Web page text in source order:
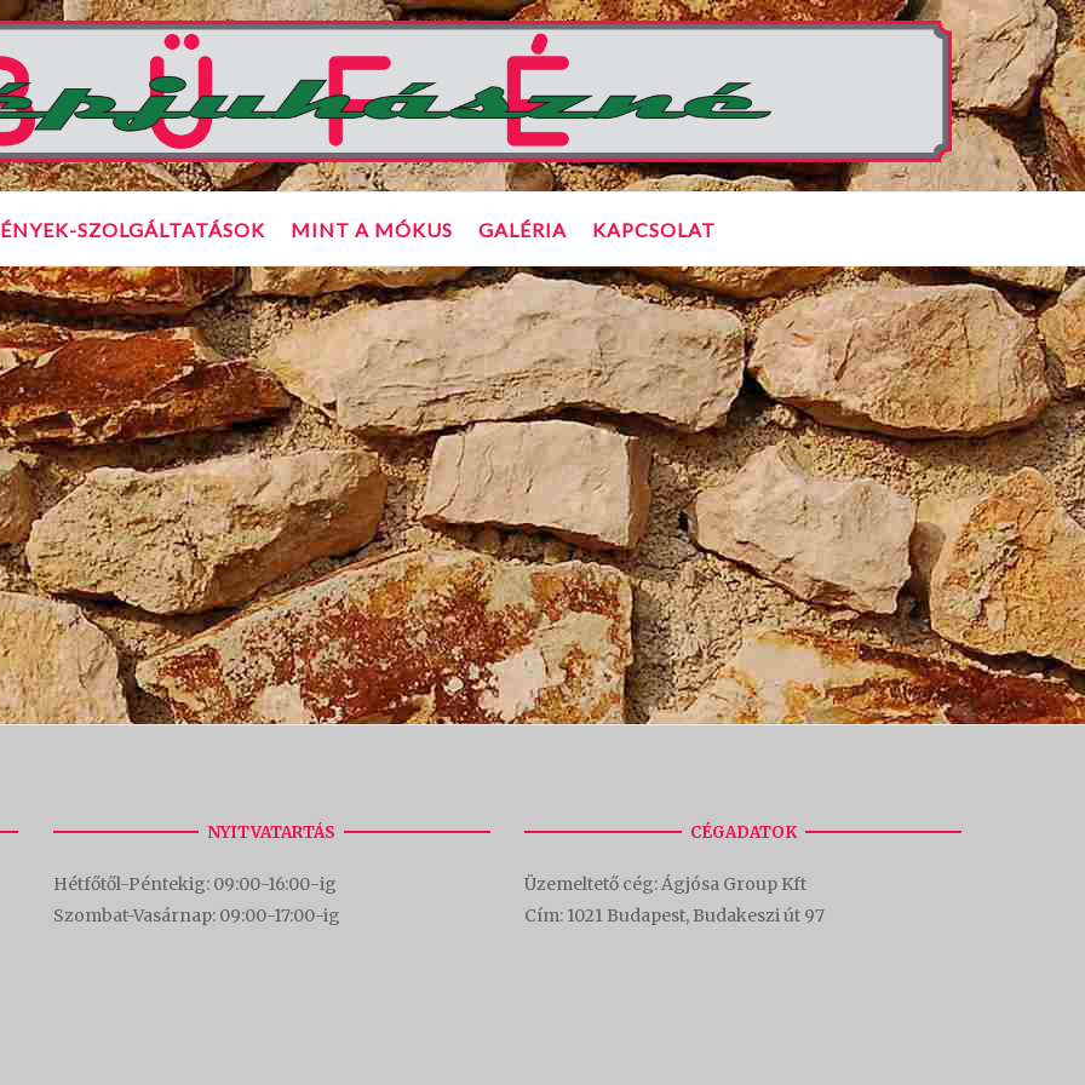
SZOLGÁLTATÁSOK MINT A MÓKUS GALÉRIA KAPCSOLAT
NYITVATARTÁS
Hétfőtől-Péntekig: 09:00-16:00-ig
Szombat-Vasárnap: 09:00-17:00-ig
CÉGADATOK
Üzemeltető cég: Ágjósa Group Kft
Cím: 1021 Budapest, Budakeszi út 97